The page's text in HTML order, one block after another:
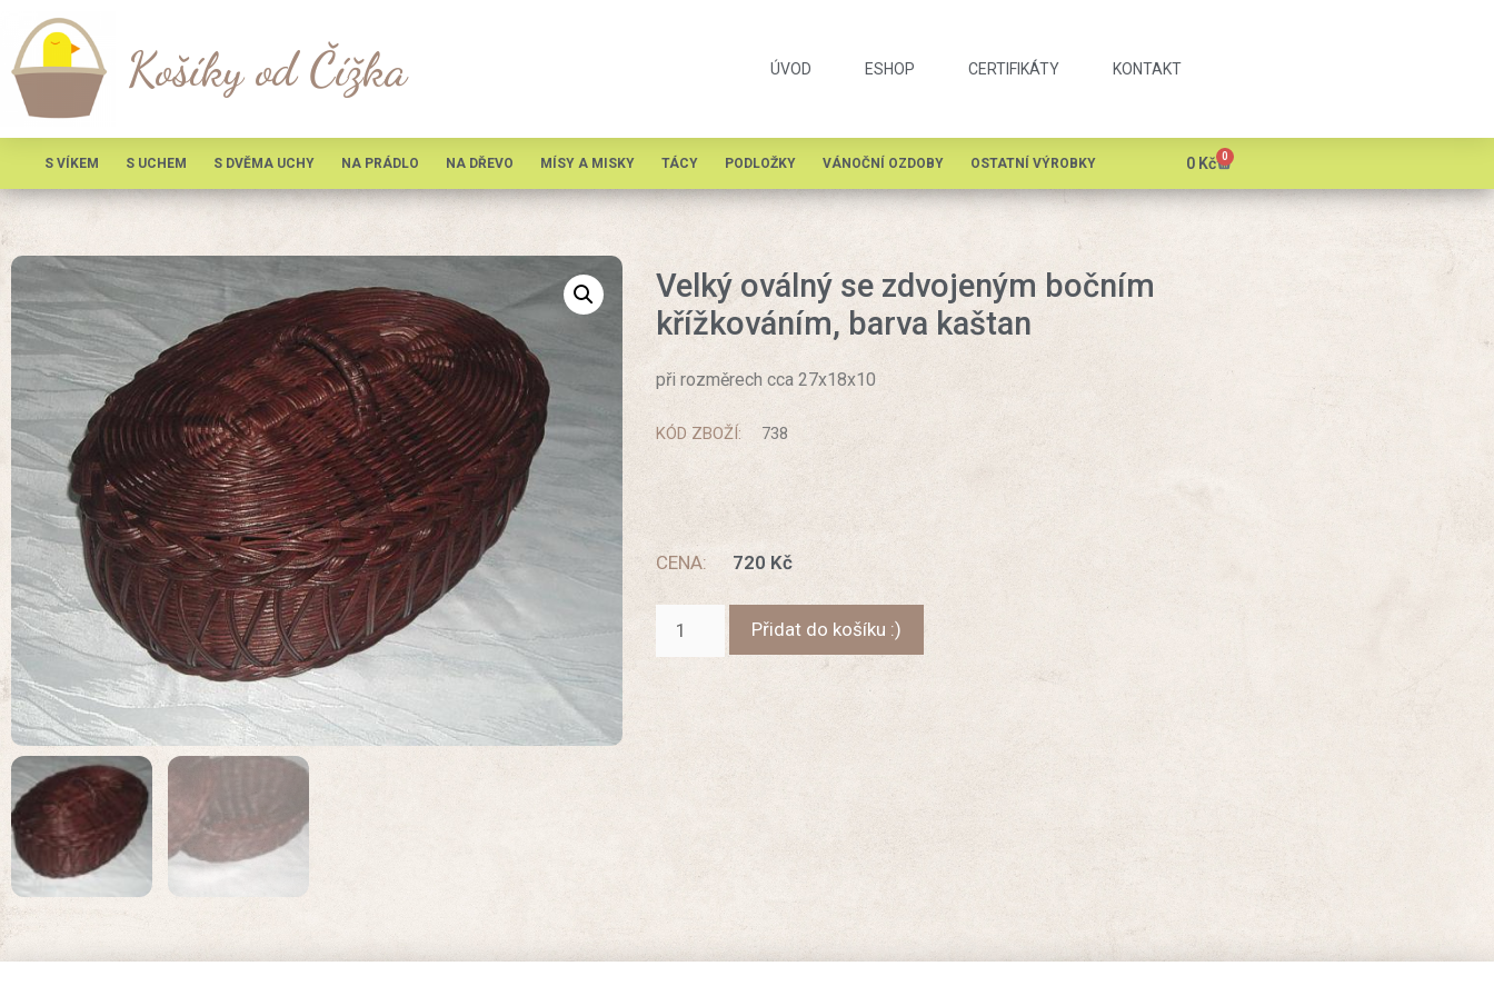
Košíky od Čížka ÚVOD ESHOP CERTIFIKÁTY KONTAKT
S VÍKEM S UCHEM S DVĚMA UCHY NA PRÁDLO NA DŘEVO MÍSY A MISKY TÁCY PODLOŽKY VÁNOČNÍ OZDOBY OSTATNÍ VÝROBKY 0 Kč 0
Velký oválný se zdvojeným bočním
křížkováním, barva kaštan
při rozměrech cca 27x18x10
KÓD ZBOŽÍ: 738
CENA: 720 Kč
Přidat do košíku :)